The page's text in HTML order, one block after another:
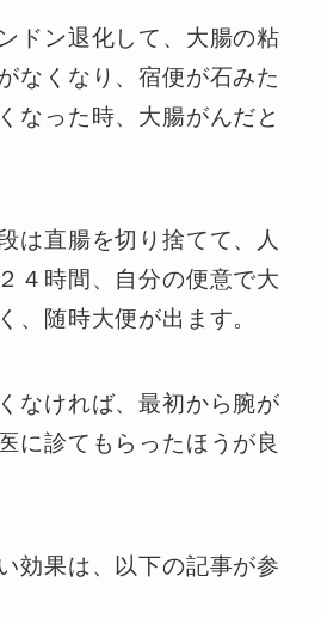
ドン退化して、大腸の粘
なくなり、宿便が石みた
なった時、大腸がんだと
は直腸を切り捨てて、人
４時間、自分の便意で大
、随時大便が出ます。
なければ、最初から腕が
に診てもらったほうが良
効果は、以下の記事が参